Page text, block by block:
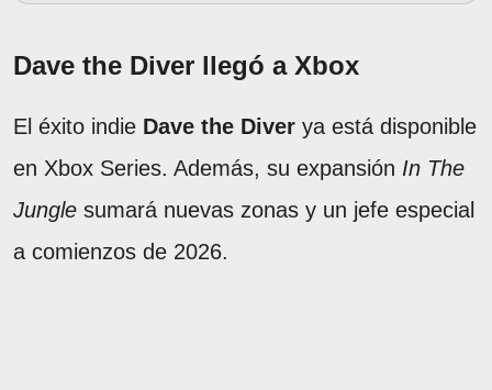
Dave the Diver llegó a Xbox
El éxito indie Dave the Diver ya está disponible
en Xbox Series. Además, su expansión In The
Jungle sumará nuevas zonas y un jefe especial
a comienzos de 2026.